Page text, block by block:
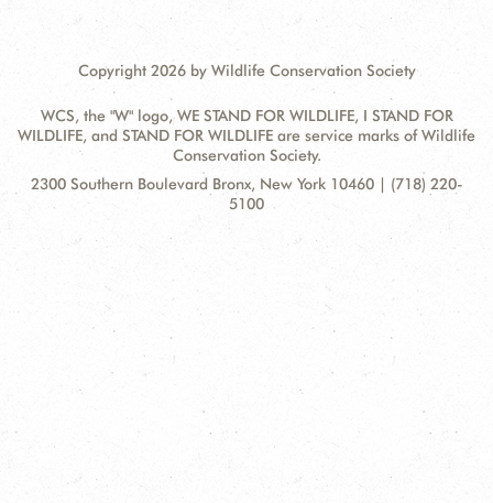
Copyright 2026 by Wildlife Conservation Society
WCS, the "W" logo, WE STAND FOR WILDLIFE, I STAND FOR
WILDLIFE, and STAND FOR WILDLIFE are service marks of Wildlife
Conservation Society.
Contact
Information
Address:
2300 Southern Boulevard Bronx, New York 10460 | (718) 220-
5100